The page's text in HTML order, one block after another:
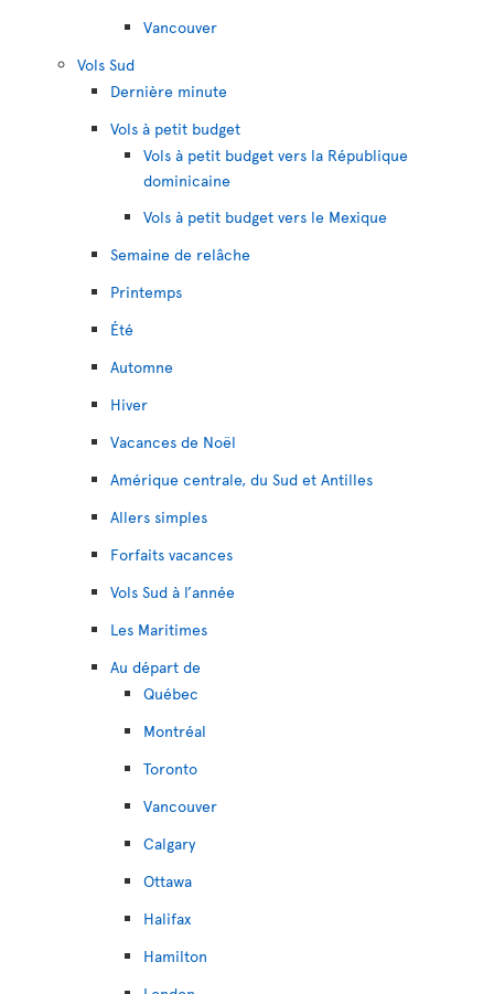
Vancouver
Vols Sud
Dernière minute
Vols à petit budget
Vols à petit budget vers la République
dominicaine
Vols à petit budget vers le Mexique
Semaine de relâche
Printemps
Été
Automne
Hiver
Vacances de Noël
Amérique centrale, du Sud et Antilles
Allers simples
Forfaits vacances
Vols Sud à l’année
Les Maritimes
Au départ de
Québec
Montréal
Toronto
Vancouver
Calgary
Ottawa
Halifax
Hamilton